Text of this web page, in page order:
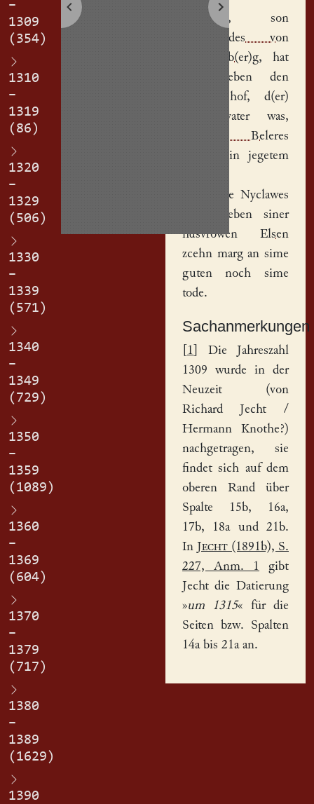
–
1309
(354)
1310
–
1319
(86)
1320
–
1329
(506)
1330
–
1339
(571)
1340
–
1349
(729)
1350
–
1359
(1089)
1360
–
1369
(604)
1370
–
1379
(717)
1380
–
1389
(1629)
1390
Johannis
, son
Co(n)nrades von
Schonenb(er)g, hat
uf gegeben den
halbenhof, d(er)
sines vater was,
Niclawes Beleres
brudere in jegetem
Der selbe Nyclawes
hat gegeben siner
husvrowen Elsen
zcehn marg an sime
guten noch sime
tode.
Sachanmerkungen
1
] Die Jahreszahl
1309 wurde in der
Neuzeit (von
Richard Jecht /
Hermann Knothe?)
nachgetragen, sie
findet sich auf dem
oberen Rand über
Spalte 15b, 16a,
17b, 18a und 21b.
In Jecht(1891b), S.
227, Anm. 1
gibt
Jecht die Datierung
»um 1315« für die
Seiten bzw. Spalten
14a bis 21a an.